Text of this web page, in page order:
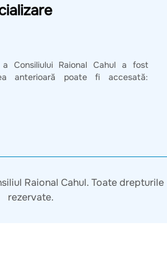
Consiliului Raional Cahul a fost
anterioară poate fi accesată:
Raional Cahul. Toate drepturile
rezervate.